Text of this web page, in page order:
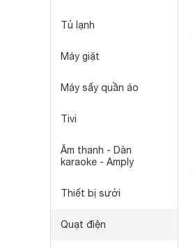
Tủ lạnh
Máy giặt
Máy sấy quần áo
Tivi
Âm thanh - Dàn
karaoke - Amply
Thiết bị sưởi
Quạt điện